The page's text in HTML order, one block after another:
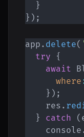
}
} ) ;
app . delete(
try
{
await
where
} ) ;
    res
.
}
catch (
    console